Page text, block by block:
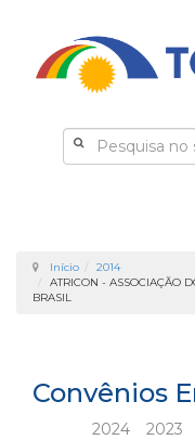
Início
2014
ATRICON - ASSOCIAÇÃO
BRASIL
Convênios
2024 2023